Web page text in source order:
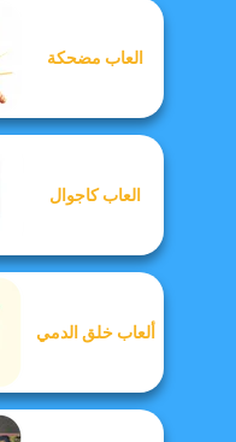
العاب مضحكة
العاب كاجوال
ألعاب خلق الدمي